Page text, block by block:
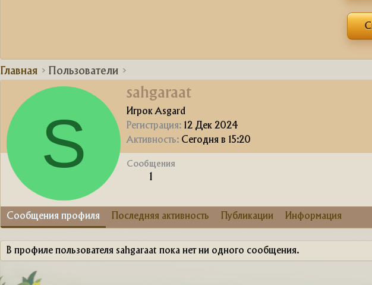
Главная Пользователи
S
sahgaraat
Игрок Asgard
Регистрация
12 Дек 2024
Активность
Сегодня в 15:20
Сообщения
1
Сообщения профиля Последняя активность Публикации Информация
В профиле пользователя sahgaraat пока нет ни одного сообщения.